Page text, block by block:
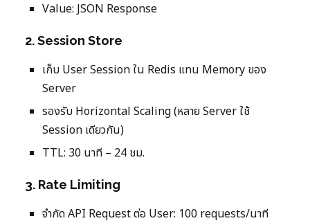
Value: JSON Response
2. Session Store
เก็บ User Session ใน Redis แทน Memory ของ
Server
รองรับ Horizontal Scaling (หลาย Server ใช้
Session เดียวกัน)
TTL: 30 นาที – 24 ชม.
3. Rate Limiting
จำกัด API Request ต่อ User: 100 requests/นาที